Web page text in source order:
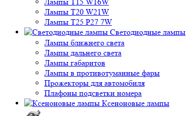
Лампы T20 W21W
Лампы T25 P27 7W
Светодиодные лампы
Лампы ближнего света
Лампы дальнего света
Лампы габаритов
Лампы в противотуманные фары
Прожекторы для автомобиля
Плафоны подсветки номера
Ксеноновые лампы